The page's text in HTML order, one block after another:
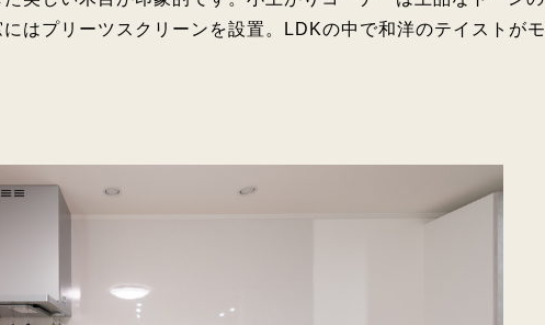
はプリーツスクリーンを設置。LDKの中で和洋のテイストがモ